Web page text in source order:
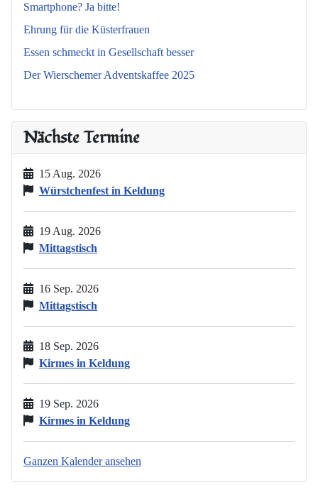
Smartphone? Ja bitte!
Ehrung für die Küsterfrauen
Essen schmeckt in Gesellschaft besser
Der Wierschemer Adventskaffee 2025
Nächste Termine
15 Aug. 2026
Würstchenfest in Keldung
19 Aug. 2026
Mittagstisch
16 Sep. 2026
Mittagstisch
18 Sep. 2026
Kirmes in Keldung
19 Sep. 2026
Kirmes in Keldung
Ganzen Kalender ansehen